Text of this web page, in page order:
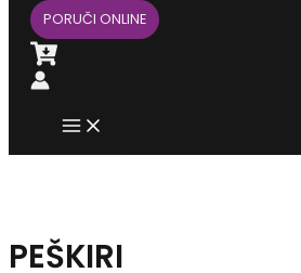
PORUČI ONLINE
PEŠKIRI